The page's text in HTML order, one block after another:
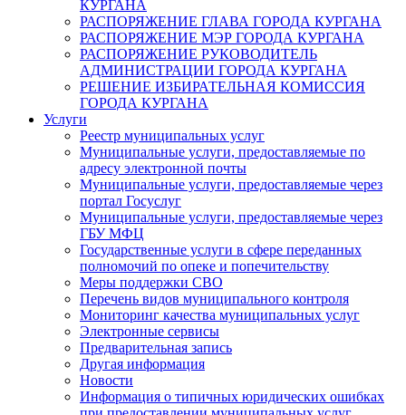
КУРГАНА
РАСПОРЯЖЕНИЕ ГЛАВА ГОРОДА КУРГАНА
РАСПОРЯЖЕНИЕ МЭР ГОРОДА КУРГАНА
РАСПОРЯЖЕНИЕ РУКОВОДИТЕЛЬ
АДМИНИСТРАЦИИ ГОРОДА КУРГАНА
РЕШЕНИЕ ИЗБИРАТЕЛЬНАЯ КОМИССИЯ
ГОРОДА КУРГАНА
Услуги
Реестр муниципальных услуг
Муниципальные услуги, предоставляемые по
адресу электронной почты
Муниципальные услуги, предоставляемые через
портал Госуслуг
Муниципальные услуги, предоставляемые через
ГБУ МФЦ
Государственные услуги в сфере переданных
полномочий по опеке и попечительству
Меры поддержки СВО
Перечень видов муниципального контроля
Мониторинг качества муниципальных услуг
Электронные сервисы
Предварительная запись
Другая информация
Новости
Информация о типичных юридических ошибках